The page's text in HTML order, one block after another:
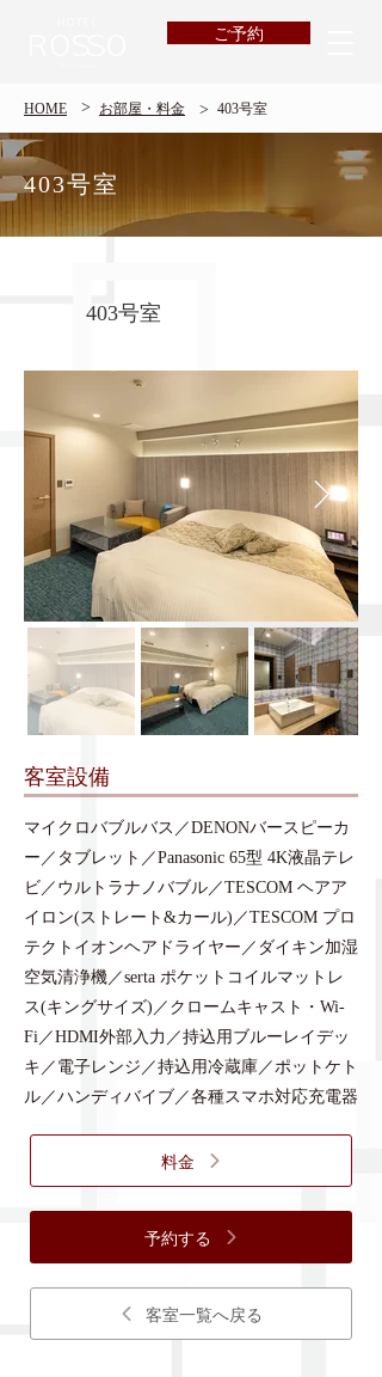
ご予約
HOME > ​お部屋・料金 > 403号室
403号室
403号室
​客室設備
マイクロバブルバス／DENONバースピーカ
ー／タブレット／Panasonic 65型 4K液晶テレ
ビ／ウルトラナノバブル／TESCOM ヘアア
イロン(ストレート&カール)／TESCOM プロ
テクトイオンヘアドライヤー／ダイキン加湿
空気清浄機／serta ポケットコイルマットレ
ス(キングサイズ)／クロームキャスト・Wi-
Fi／HDMI外部入力／持込用ブルーレイデッ
キ／電子レンジ／持込用冷蔵庫／ポットケト
ル／ハンディバイブ／各種スマホ対応充電器
料金
予約する
客室一覧へ戻る